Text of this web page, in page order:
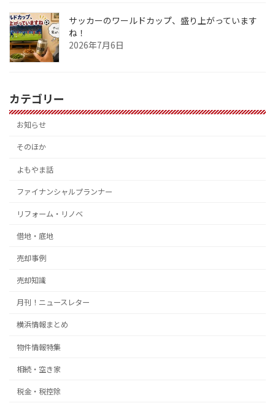
サッカーのワールドカップ、盛り上がっています
ね！
2026年7月6日
カテゴリー
お知らせ
そのほか
よもやま話
ファイナンシャルプランナー
リフォーム・リノベ
借地・底地
売却事例
売却知識
月刊！ニュースレター
横浜情報まとめ
物件情報特集
相続・空き家
税金・税控除